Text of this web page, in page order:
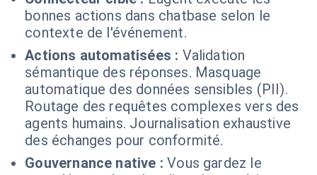
bonnes actions dans chatbase selon le
contexte de l'événement.
Actions automatisées : Validation
sémantique des réponses. Masquage
automatique des données sensibles (PII).
Routage des requêtes complexes vers des
agents humains. Journalisation exhaustive
des échanges pour conformité.
Gouvernance native : Vous gardez le